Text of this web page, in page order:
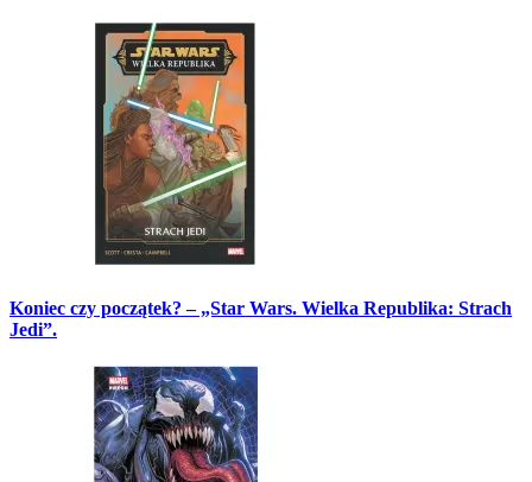
Koniec czy początek? – „Star Wars. Wielka Republika: Strach
Jedi”.